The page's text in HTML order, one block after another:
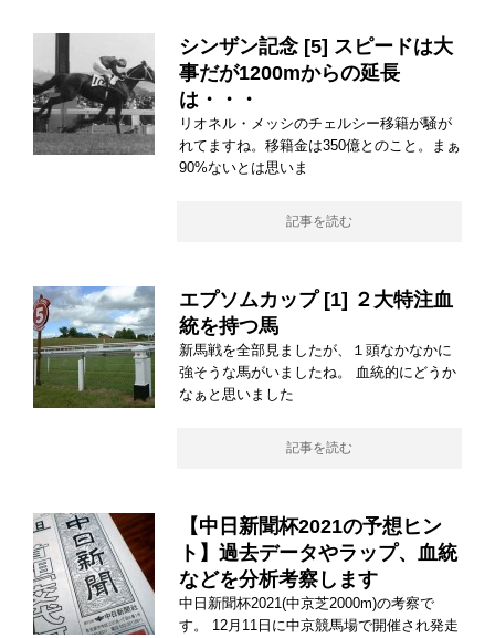
シンザン記念 [5] スピードは大
事だが1200mからの延長
は・・・
リオネル・メッシのチェルシー移籍が騒が
れてますね。移籍金は350億とのこと。まぁ
90%ないとは思いま
記事を読む
エプソムカップ [1] ２大特注血
統を持つ馬
新馬戦を全部見ましたが、１頭なかなかに
強そうな馬がいましたね。 血統的にどうか
なぁと思いました
記事を読む
【中日新聞杯2021の予想ヒン
ト】過去データやラップ、血統
などを分析考察します
中日新聞杯2021(中京芝2000m)の考察で
す。 12月11日に中京競馬場で開催され発走